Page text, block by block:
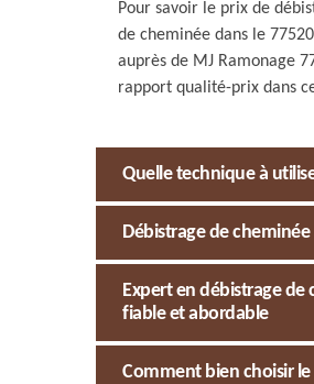
Pour savoir le prix de
de cheminée dans le
auprès de MJ Ramonage
rapport qualité-prix dans
Quelle technique à
Débistrage de
Expert en débistrage de
fiable et abordable
Comment bien choisir